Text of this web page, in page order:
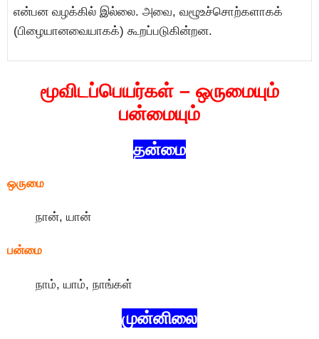
என்பன வழக்கில் இல்லை. அவை, வழூஉச்சொற்களாகக்
(பிழையானவையாகக்) கூறப்படுகின்றன.
மூவிடப்பெயர்கள் – ஒருமையும்
பன்மையும்
தன்மை
ஒருமை
நான், யான்
பன்மை
நாம், யாம், நாங்கள்
முன்னிலை